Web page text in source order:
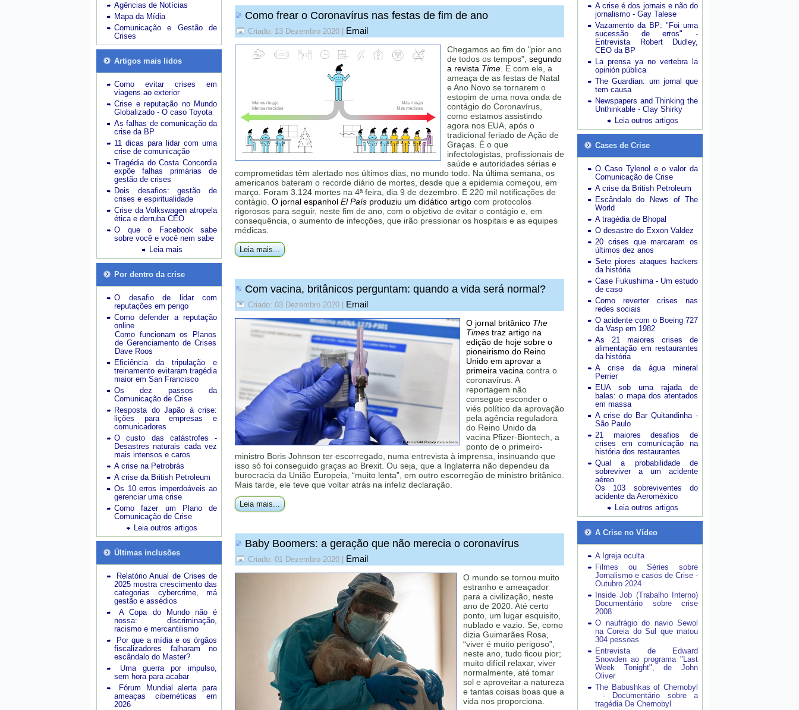
Agências de Notícias
Mapa da Mídia
Comunicação e Gestão de
Crises
Artigos mais lidos
Como evitar crises em
viagens ao exterior
Crise e reputação no Mundo
Globalizado - O caso Toyota
As falhas de comunicação da
crise da BP
11 dicas para lidar com uma
crise de comunicação
Tragédia do Costa Concordia
expõe falhas primárias de
gestão de crises
Dois desafios: gestão de
crises e espiritualidade
Crise da Volkswagen atropela
ética e derruba CEO
O que o Facebook sabe
sobre você e você nem sabe
Leia mais
Por dentro da crise
O desafio de lidar com
reputações em perigo
Como defender a reputação
online
Como funcionam os Planos
de Gerenciamento de Crises
Dave Roos
Eficiência da tripulação e
treinamento evitaram tragédia
maior em San Francisco
Os dez passos da
Comunicação de Crise
Resposta do Japão à crise:
lições para empresas e
comunicadores
O custo das catástrofes -
Desastres naturais cada vez
mais intensos e caros
A crise na Petrobrás
A crise da British Petroleum
Os 10 erros imperdoáveis ao
gerenciar uma crise
Como fazer um Plano de
Comunicação de Crise
Leia outros artigos
Últimas inclusões
Relatório Anual de Crises de
2025 mostra crescimento das
categorias cybercrime, má
gestão e assédios
A Copa do Mundo não é
nossa: discriminação,
racismo e mercantilismo
Por que a mídia e os órgãos
fiscalizadores falharam no
escândalo do Master?
Uma guerra por impulso,
sem hora para acabar
Fórum Mundial alerta para
ameaças cibernéticas em
2026
Como frear o Coronavírus nas festas de fim de ano
Criado: 13 Dezembro 2020 Email
Chegamos ao fim do "pior ano
de todos os tempos", segundo
a revista Time E com ele, a
ameaça de as festas de Natal
e Ano Novo se tornarem o
estopim de uma nova onda de
contágio do Coronavírus,
como estamos assistindo
agora nos EUA, após o
tradicional feriado de Ação de
Graças. É o que
infectologistas, profissionais de
saúde e autoridades sérias e
comprometidas têm alertado nos últimos dias, no mundo todo. Na última semana, os
americanos bateram o recorde diário de mortes, desde que a epidemia começou, em
março. Foram 3.124 mortes na 4ª feira, dia 9 de dezembro. E 220 mil notificações de
contágio. O jornal espanhol El País produziu um didático artigo com protocolos
rigorosos para seguir, neste fim de ano, com o objetivo de evitar o contágio e, em
consequência, o aumento de infecções, que irão pressionar os hospitais e as equipes
médicas.
Leia mais...
Com vacina, britânicos perguntam: quando a vida será normal?
Criado: 03 Dezembro 2020 Email
O jornal britânico The
Times traz artigo na
edição de hoje sobre o
pioneirismo do Reino
Unido em aprovar a
primeira vacina contra o
coronavírus. A
reportagem não
consegue esconder o
viés político da aprovação
pela agência reguladora
do Reino Unido da
vacina Pfizer-Biontech, a
ponto de o primeiro-
ministro Boris Johnson ter escorregado, numa entrevista à imprensa, insinuando que
isso só foi conseguido graças ao Brexit. Ou seja, que a Inglaterra não dependeu da
burocracia da União Europeia, “muito lenta”, em outro escorregão de ministro britânico.
Mais tarde, ele teve que voltar atrás na infeliz declaração.
Leia mais...
Baby Boomers: a geração que não merecia o coronavírus
Criado: 01 Dezembro 2020 Email
O mundo se tornou muito
estranho e ameaçador
para a civilização, neste
ano de 2020. Até certo
ponto, um lugar esquisito,
nublado e vazio. Se, como
dizia Guimarães Rosa,
“viver é muito perigoso”,
neste ano, tudo ficou pior;
muito difícil relaxar, viver
normalmente, até tomar
sol e aproveitar a natureza
e tantas coisas boas que a
vida nos proporciona.
A crise é dos jornais e não do
jornalismo - Gay Talese
Vazamento da BP: "Foi uma
sucessão de erros" -
Entrevista Robert Dudley,
CEO da BP
La prensa ya no vertebra la
opinión pública
The Guardian: um jornal que
tem causa
Newspapers and Thinking the
Unthinkable - Clay Shirky
Leia outros artigos
Cases de Crise
O Caso Tylenol e o valor da
Comunicação de Crise
A crise da British Petroleum
Escândalo do News of The
World
A tragédia de Bhopal
O desastre do Exxon Valdez
20 crises que marcaram os
últimos dez anos
Sete piores ataques hackers
da história
Case Fukushima - Um estudo
de caso
Como reverter crises nas
redes sociais
O acidente com o Boeing 727
da Vasp em 1982
As 21 maiores crises de
alimentação em restaurantes
da história
A crise da água mineral
Perrier
EUA sob uma rajada de
balas: o mapa dos atentados
em massa
A crise do Bar Quitandinha -
São Paulo
21 maiores desafios de
crises em comunicação na
história dos restaurantes
Qual a probabilidade de
sobreviver a um acidente
aéreo.
Os 103 sobreviventes do
acidente da Aeroméxico
Leia outros artigos
A Crise no Vídeo
A Igreja oculta
Filmes ou Séries sobre
Jornalismo e casos de Crise -
Outubro 2024
Inside Job (Trabalho Interno)
Documentário sobre crise
2008
O naufrágio do navio Sewol
na Coreia do Sul que matou
304 pessoas
Entrevista de Edward
Snowden ao programa "Last
Week Tonight", de John
Oliver
The Babushkas of Chernobyl
- Documentário sobre a
tragédia De Chernobyl